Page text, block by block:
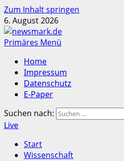
Zum Inhalt springen
6. August 2026
Primäres Menü
Home
Impressum
Datenschutz
E-Paper
Suchen nach:
Live
Start
Wissenschaft